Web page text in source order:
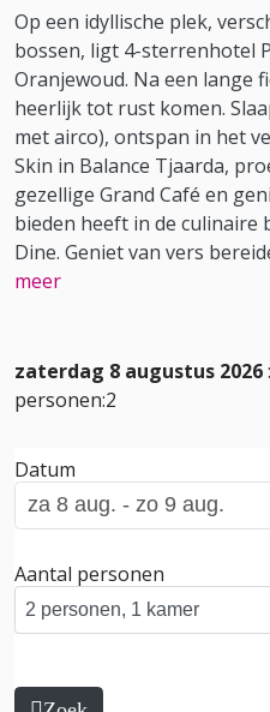
Op een idyllische plek,
bossen, ligt 4-sterrenhotel
Oranjewoud. Na een lange
heerlijk tot rust komen.
met airco), ontspan in het
Skin in Balance Tjaarda,
gezellige Grand Café en
bieden heeft in de
Dine. Geniet van vers
meer
zaterdag 8 augustus 2026
personen:2
Datum
Aantal personen